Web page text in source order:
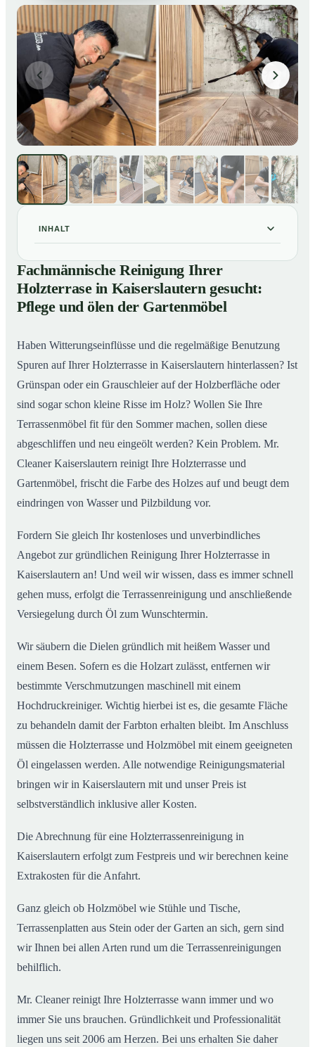
INHALT
01 Fachmännische Reinigung Ihrer Holzterrase in
Kaiserslautern gesucht: Pflege und ölen der
Gartenmöbel
02So reinigen unsere Profis Holzterrassen in
Fachmännische Reinigung Ihrer
Holzterrase in Kaiserslautern gesucht:
Pflege und ölen der Gartenmöbel
Haben Witterungseinflüsse und die regelmäßige Benutzung
Spuren auf Ihrer Holzterrasse in Kaiserslautern hinterlassen? Ist
Grünspan oder ein Grauschleier auf der Holzberfläche oder
sind sogar schon kleine Risse im Holz? Wollen Sie Ihre
Terrassenmöbel fit für den Sommer machen, sollen diese
abgeschliffen und neu eingeölt werden? Kein Problem. Mr.
Cleaner Kaiserslautern reinigt Ihre Holzterrasse und
Gartenmöbel, frischt die Farbe des Holzes auf und beugt dem
eindringen von Wasser und Pilzbildung vor.
Fordern Sie gleich Ihr kostenloses und unverbindliches
Angebot zur gründlichen Reinigung Ihrer Holzterrasse in
Kaiserslautern an! Und weil wir wissen, dass es immer schnell
gehen muss, erfolgt die Terrassenreinigung und anschließende
Versiegelung durch Öl zum Wunschtermin.
Wir säubern die Dielen gründlich mit heißem Wasser und
einem Besen. Sofern es die Holzart zulässt, entfernen wir
bestimmte Verschmutzungen maschinell mit einem
Hochdruckreiniger. Wichtig hierbei ist es, die gesamte Fläche
zu behandeln damit der Farbton erhalten bleibt. Im Anschluss
müssen die Holzterrasse und Holzmöbel mit einem geeigneten
Öl eingelassen werden. Alle notwendige Reinigungsmaterial
bringen wir in Kaiserslautern mit und unser Preis ist
selbstverständlich inklusive aller Kosten.
Die Abrechnung für eine Holzterrassenreinigung in
Kaiserslautern erfolgt zum Festpreis und wir berechnen keine
Extrakosten für die Anfahrt.
Ganz gleich ob Holzmöbel wie Stühle und Tische,
Terrassenplatten aus Stein oder der Garten an sich, gern sind
wir Ihnen bei allen Arten rund um die Terrassenreinigungen
behilflich.
Mr. Cleaner reinigt Ihre Holzterrasse wann immer und wo
immer Sie uns brauchen. Gründlichkeit und Professionalität
liegen uns seit 2006 am Herzen. Bei uns erhalten Sie daher